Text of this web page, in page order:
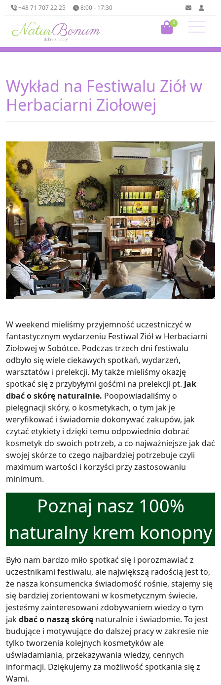
+48 71 707 22 25 8:00 - 17:30
0
Wykład na Festiwalu Ziół w
Herbaciarni Ziołowej
W weekend mieliśmy przyjemność uczestniczyć w
fantastycznym wydarzeniu Festiwal Ziół w Herbaciarni
Ziołowej w Sobótce. Podczas trzech dni festiwalu
odbyło się wiele ciekawych spotkań, wydarzeń,
warsztatów i prelekcji. My także mieliśmy okazję
spotkać się z przybyłymi gośćmi na prelekcji pt. Jak
dbać o skórę naturalnie. Poopowiadaliśmy o
pielęgnacji skóry, o kosmetykach, o tym jak je
weryfikować i świadomie dokonywać zakupów, jak
czytać etykiety i dzięki temu odpowiednio dobrać
kosmetyk do swoich potrzeb, a co najważniejsze jak dać
swojej skórze to czego najbardziej potrzebuje czyli
maximum wartości i korzyści przy zastosowaniu
minimum.
Poznaj nasz 100%
naturalny krem konopny
Było nam bardzo miło spotkać się i porozmawiać z
uczestnikami festiwalu, ale największą radością jest to,
że nasza konsumencka świadomość rośnie, stajemy się
się bardziej zorientowani w kosmetycznym świecie,
jesteśmy zainteresowani zdobywaniem wiedzy o tym
jakdbać o naszą skórę naturalnie i świadomie. To jest
budujące i motywujące do dalszej pracy w zakresie nie
tylko tworzenia kolejnych kosmetyków ale
uświadamiania, przekazywania wiedzy, cennych
informacji. Dziękujemy za możliwość spotkania się z
Wami.